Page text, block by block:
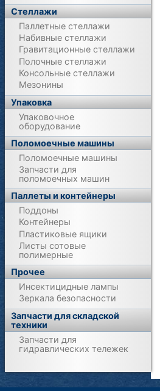
Стеллажи
Паллетные стеллажи
Набивные стеллажи
Гравитационные стеллажи
Полочные стеллажи
Консольные стеллажи
Мезонины
Упаковка
Упаковочное
оборудование
Поломоечные машины
Поломоечные машины
Запчасти для
поломоечных машин
Паллеты и контейнеры
Поддоны
Контейнеры
Пластиковые ящики
Листы сотовые
полимерные
Прочее
Инсектицидные лампы
Зеркала безопасности
Запчасти для складской
техники
Запчасти для
гидравлических тележек